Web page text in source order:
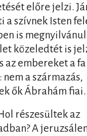
előre jelzi.
a szívnek Isten
is
közeledtét is
az embereket a fa
a származás,
ők Ábrahám fiai.
részesültek az
A